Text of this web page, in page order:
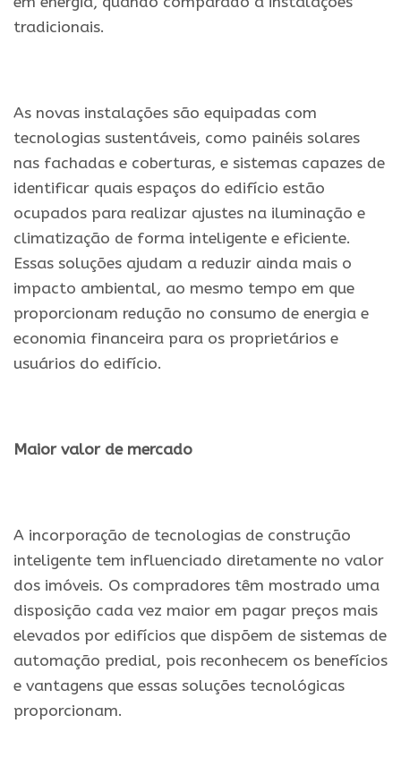
tradicionais.
As novas instalações são equipadas com
tecnologias sustentáveis, como painéis solares
nas fachadas e coberturas, e sistemas capazes de
identificar quais espaços do edifício estão
ocupados para realizar ajustes na iluminação e
climatização de forma inteligente e eficiente.
Essas soluções ajudam a reduzir ainda mais o
impacto ambiental, ao mesmo tempo em que
proporcionam redução no consumo de energia e
economia financeira para os proprietários e
usuários do edifício.
Maior valor de mercado
A incorporação de tecnologias de construção
inteligente tem influenciado diretamente no valor
dos imóveis. Os compradores têm mostrado uma
disposição cada vez maior em pagar preços mais
elevados por edifícios que dispõem de sistemas de
automação predial, pois reconhecem os benefícios
e vantagens que essas soluções tecnológicas
proporcionam.